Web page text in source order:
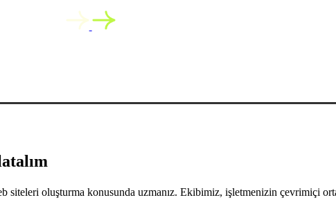
oluşturma konusunda uzmanız. Ekibimiz, işletmenizin çevrimiçi